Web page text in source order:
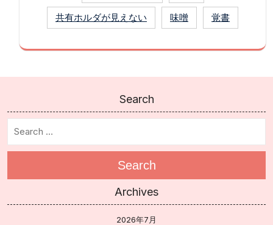
共有ホルダが見えない 味噌 覚書
Search
Search
Archives
2026年7月